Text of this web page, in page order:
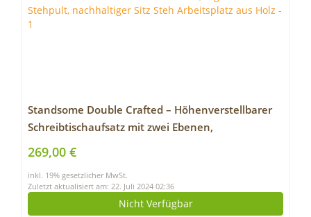
Standsome Double Crafted – Höhenverstellbarer
Schreibtischaufsatz mit zwei Ebenen,
ergonomisches Stehpult, nachhaltiger Sitz Steh
Arbeitsplatz aus Holz
269,00 €
inkl. 19% gesetzlicher MwSt.
Zuletzt aktualisiert am: 22. Juli 2024 02:36
Nicht Verfügbar